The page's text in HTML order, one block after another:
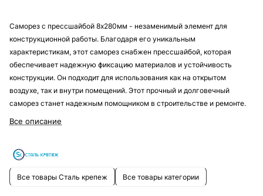
Саморез с прессшайбой 8х280мм - незаменимый элемент для
конструкционной работы. Благодаря его уникальным
характеристикам, этот саморез снабжен прессшайбой, которая
обеспечивает надежную фиксацию материалов и устойчивость
конструкции. Он подходит для использования как на открытом
воздухе, так и внутри помещений. Этот прочный и долговечный
саморез станет надежным помощником в строительстве и ремонте.
Все описание
Все товары Сталь крепеж Все товары категории